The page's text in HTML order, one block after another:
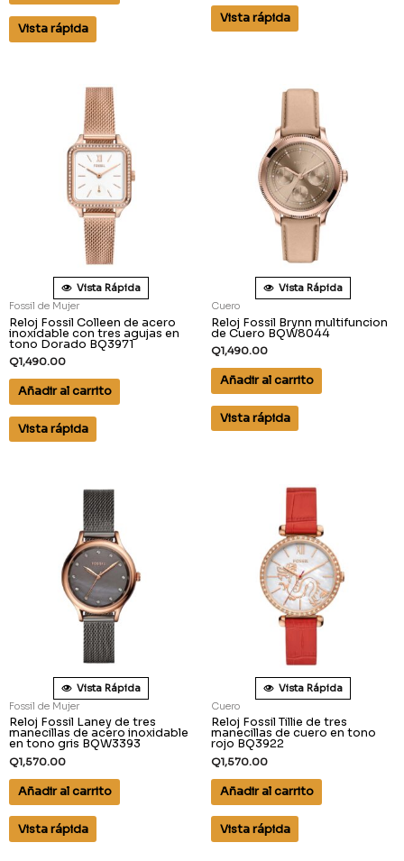
Vista rápida
Vista rápida
Vista Rápida
Fossil de Mujer
Reloj Fossil Colleen de acero
inoxidable con tres agujas en
tono Dorado BQ3971
Q1,490.00
Añadir al carrito
Vista rápida
Vista Rápida
Cuero
Reloj Fossil Brynn multifuncion
de Cuero BQW8044
Q1,490.00
Añadir al carrito
Vista rápida
Vista Rápida
Fossil de Mujer
Reloj Fossil Laney de tres
manecillas de acero inoxidable
en tono gris BQW3393
Q1,570.00
Añadir al carrito
Vista rápida
Vista Rápida
Cuero
Reloj Fossil Tillie de tres
manecillas de cuero en tono
rojo BQ3922
Q1,570.00
Añadir al carrito
Vista rápida